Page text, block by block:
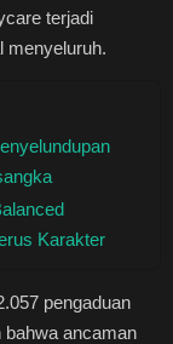
terjadi
menyeluruh.
Karakter
pengaduan
ancaman